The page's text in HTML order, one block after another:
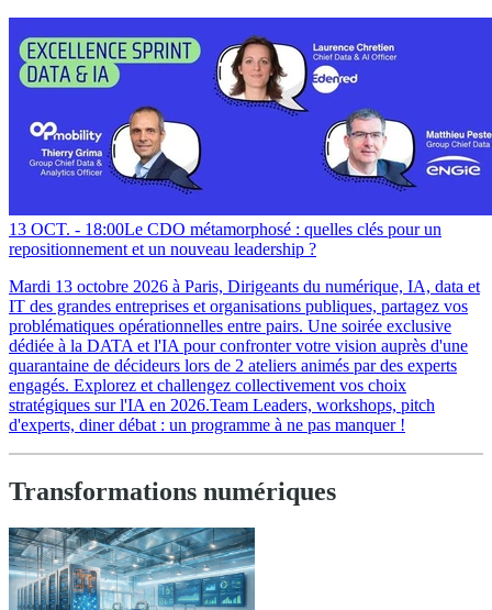
13 OCT. - 18:00Le CDO métamorphosé : quelles clés pour un
repositionnement et un nouveau leadership ?
Mardi 13 octobre 2026 à Paris, Dirigeants du numérique, IA, data et
IT des grandes entreprises et organisations publiques, partagez vos
problématiques opérationnelles entre pairs. Une soirée exclusive
dédiée à la DATA et l'IA pour confronter votre vision auprès d'une
quarantaine de décideurs lors de 2 ateliers animés par des experts
engagés. Explorez et challengez collectivement vos choix
stratégiques sur l'IA en 2026.Team Leaders, workshops, pitch
d'experts, diner débat : un programme à ne pas manquer !
Transformations numériques